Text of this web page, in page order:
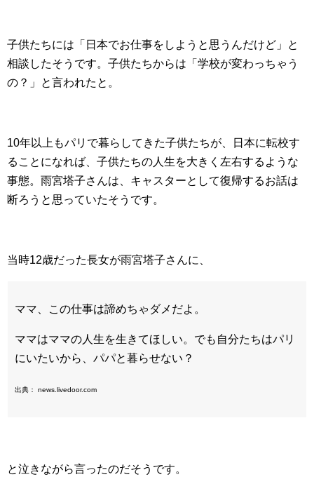
子供たちには「日本でお仕事をしようと思うんだけど」と
相談したそうです。子供たちからは「学校が変わっちゃう
の？」と言われたと。
10年以上もパリで暮らしてきた子供たちが、日本に転校す
ることになれば、子供たちの人生を大きく左右するような
事態。雨宮塔子さんは、キャスターとして復帰するお話は
断ろうと思っていたそうです。
当時12歳だった長女が雨宮塔子さんに、
ママ、この仕事は諦めちゃダメだよ。
ママはママの人生を生きてほしい。でも自分たちはパリ
にいたいから、パパと暮らせない？
出典： news.livedoor.com
と泣きながら言ったのだそうです。